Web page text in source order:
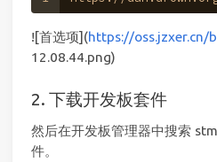
![首选项](https://oss.jzxer.cn/
12.08.44.png)
2. 下载开发板套件
然后在开发板管理器中搜索
件。